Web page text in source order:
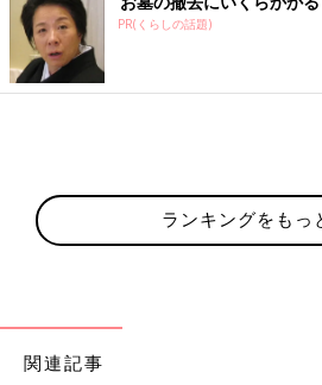
PR(くらしの話題)
ランキングをもっ
関連記事